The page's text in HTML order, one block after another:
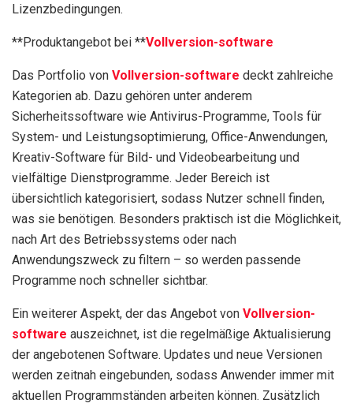
Lizenzbedingungen.
**Produktangebot bei **Vollversion-software
Das Portfolio von Vollversion-software deckt zahlreiche
Kategorien ab. Dazu gehören unter anderem
Sicherheitssoftware wie Antivirus-Programme, Tools für
System- und Leistungsoptimierung, Office-Anwendungen,
Kreativ-Software für Bild- und Videobearbeitung und
vielfältige Dienstprogramme. Jeder Bereich ist
übersichtlich kategorisiert, sodass Nutzer schnell finden,
was sie benötigen. Besonders praktisch ist die Möglichkeit,
nach Art des Betriebssystems oder nach
Anwendungszweck zu filtern – so werden passende
Programme noch schneller sichtbar.
Ein weiterer Aspekt, der das Angebot von Vollversion-
software auszeichnet, ist die regelmäßige Aktualisierung
der angebotenen Software. Updates und neue Versionen
werden zeitnah eingebunden, sodass Anwender immer mit
aktuellen Programmständen arbeiten können. Zusätzlich